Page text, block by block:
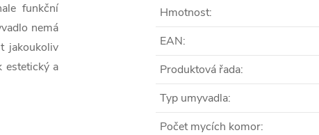
funkční
nemá
jakoukoliv
estetický a
Hmotnost:
EAN:
Produktová řada:
Typ umyvadla:
Počet mycích komor: